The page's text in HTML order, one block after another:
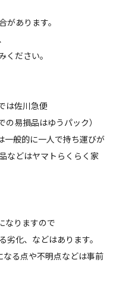
があります。
ください。
は佐川急便
の易損品はゆうパック）
一般的に一人で持ち運びが
などはヤマトらくらく家
なりますので
化、などはあります。
なる点や不明点などは事前